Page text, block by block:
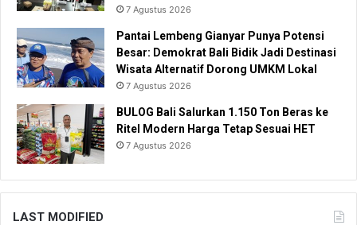
7 Agustus 2026
Pantai Lembeng Gianyar Punya Potensi
Besar: Demokrat Bali Bidik Jadi Destinasi
Wisata Alternatif Dorong UMKM Lokal
7 Agustus 2026
BULOG Bali Salurkan 1.150 Ton Beras ke
Ritel Modern Harga Tetap Sesuai HET
7 Agustus 2026
LAST MODIFIED